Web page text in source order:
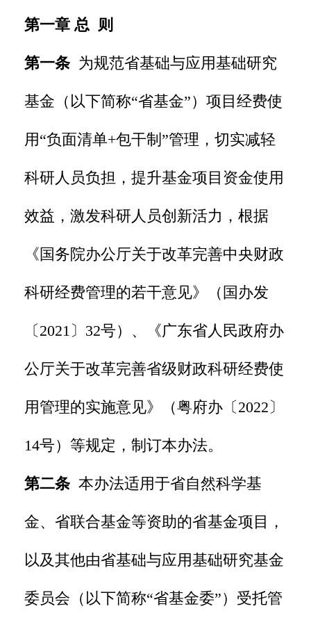
第一章 总 则
第一条 为规范省基础与应用基础研究
基金（以下简称“省基金”）项目经费使
用“负面清单+包干制”管理，切实减轻
科研人员负担，提升基金项目资金使用
效益，激发科研人员创新活力，根据
《国务院办公厅关于改革完善中央财政
科研经费管理的若干意见》（国办发
〔2021〕32号）、《广东省人民政府办
公厅关于改革完善省级财政科研经费使
用管理的实施意见》（粤府办〔2022〕
14号）等规定，制订本办法。
第二条 本办法适用于省自然科学基
金、省联合基金等资助的省基金项目，
以及其他由省基础与应用基础研究基金
委员会（以下简称“省基金委”）受托管